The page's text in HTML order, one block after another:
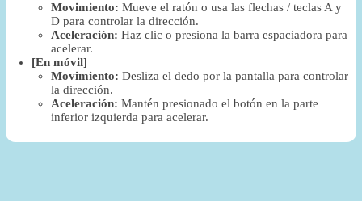
Movimiento: Mueve el ratón o usa las flechas / teclas A y
D para controlar la dirección.
Aceleración: Haz clic o presiona la barra espaciadora para
acelerar.
[En móvil]
Movimiento: Desliza el dedo por la pantalla para controlar
la dirección.
Aceleración: Mantén presionado el botón en la parte
inferior izquierda para acelerar.